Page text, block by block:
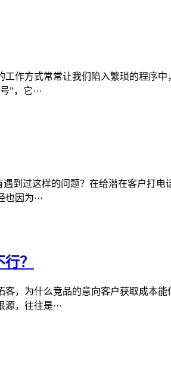
作方式常常让我们陷入繁琐的程序
，它···
过这样的问题？在给潜在客户打
因为···
？
，为什么竞品的意向客户获取成本
，往往是···